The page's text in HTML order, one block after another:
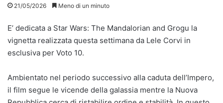
21/05/2026 Meno di un minuto
E’ dedicata a Star Wars: The Mandalorian and Grogu la
vignetta realizzata questa settimana da Lele Corvi in
esclusiva per Voto 10.
Ambientato nel periodo successivo alla caduta dell’Impero,
il film segue le vicende della galassia mentre la Nuova